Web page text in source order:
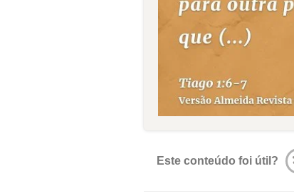
Este conteúdo foi útil?